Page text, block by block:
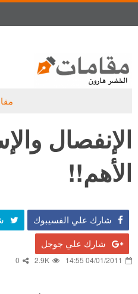
مقالات
الإنفصال
الأهم!!
شارك علي الفسيبوك
شارك علي جوجل
04/01/2011 14:55
2.9K
0